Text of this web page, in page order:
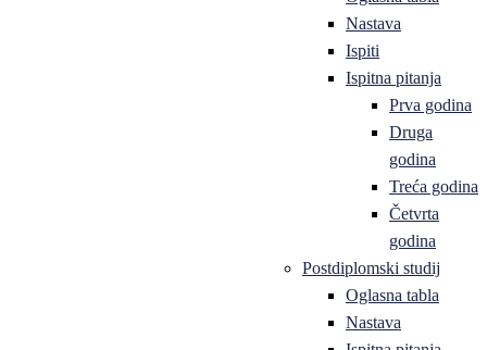
Nastava
Ispiti
Ispitna pitanja
Prva godina
Druga
godina
Treća godina
Četvrta
godina
Postdiplomski studij
Oglasna tabla
Nastava